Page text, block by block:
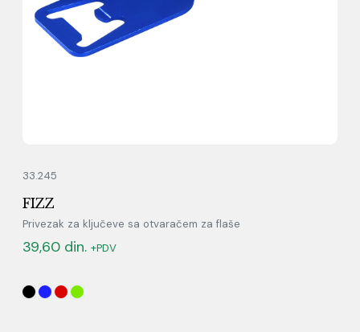
33.245
FIZZ
Privezak za ključeve sa otvaračem za flaše
39,60 din. +PDV